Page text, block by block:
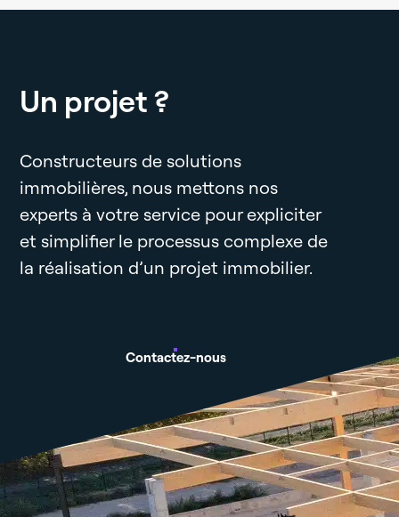
Un projet ?
Constructeurs de solutions
immobilières, nous mettons nos
experts à votre service pour expliciter
et simplifier le processus complexe de
la réalisation d’un projet immobilier.
Contactez-nous